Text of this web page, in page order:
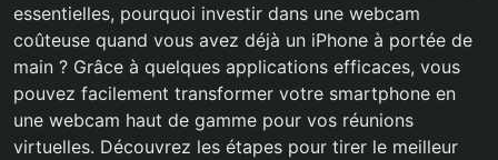
essentielles, pourquoi investir dans une webcam
coûteuse quand vous avez déjà un iPhone à portée de
main ? Grâce à quelques applications efficaces, vous
pouvez facilement transformer votre smartphone en
une webcam haut de gamme pour vos réunions
virtuelles. Découvrez les étapes pour tirer le meilleur